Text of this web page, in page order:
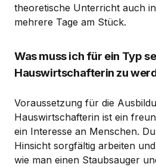
theoretische Unterricht auch
mehrere Tage am Stück.
Was muss ich für ein Typ
Hauswirtschafterin zu
Voraussetzung für die
Hauswirtschafterin ist ein
ein Interesse an Menschen.
Hinsicht sorgfältig arbeiten
wie man einen Staubsauger